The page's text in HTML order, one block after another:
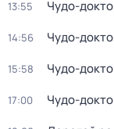
13:55 Чудо-
14:56 Чудо-
15:58 Чудо-
17:00 Чудо-